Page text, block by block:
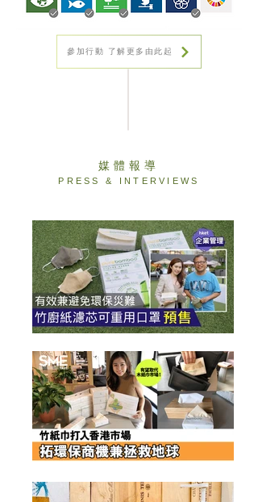
參加行動 了解更多由此起
​媒體報導
PRESS & INTERVIEWS